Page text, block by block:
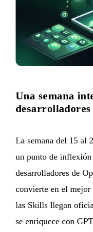
Una semana
La semana del 15 al
un punto de inflexión
desarrolladores de
convierte en el
las Skills llegan
se enriquece con